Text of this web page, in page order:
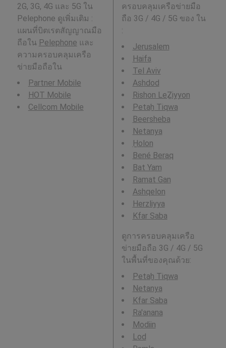
2G, 3G, 4G และ 5G ใน
Pelephone ดูเพิ่มเติม :
แผนที่บิตเรตสัญญาณมือ
ถือใน Pelephone และ
ความครอบคลุมเครือ
ข่ายมือถือใน
Partner Mobile
HOT Mobile
Cellcom Mobile
ครอบคลุมเครือข่ายมือ
ถือ 3G / 4G / 5G ของ ใน
:
Jerusalem
Haifa
Tel Aviv
Ashdod
Rishon LeẔiyyon
Petaẖ Tiqwa
Beersheba
Netanya
H̱olon
Bené Beraq
Bat Yam
Ramat Gan
Ashqelon
Herzliyya
Kfar Saba
ดูการครอบคลุมเครือ
ข่ายมือถือ 3G / 4G / 5G
ในพื้นที่ของคุณด้วย:
Petaẖ Tiqwa
Netanya
Kfar Saba
Ra'anana
Modiin
Lod